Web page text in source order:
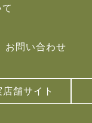
お問い合わせ
店舗サイト